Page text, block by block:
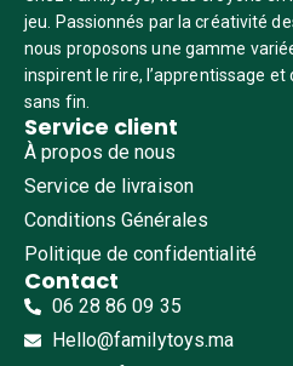
jeu. Passionnés par la créativité
nous proposons une gamme
inspirent le rire, l’apprentissage et
sans fin.
Service client
À propos de nous
Service de livraison
Conditions Générales
Politique de confidentialité
Contact
06 28 86 09 35
Hello@familytoys.ma